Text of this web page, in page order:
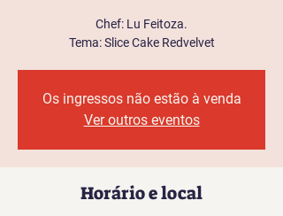
Chef: Lu Feitoza.
Tema: Slice Cake Redvelvet
Os ingressos não estão à venda
Ver outros eventos
Horário e local